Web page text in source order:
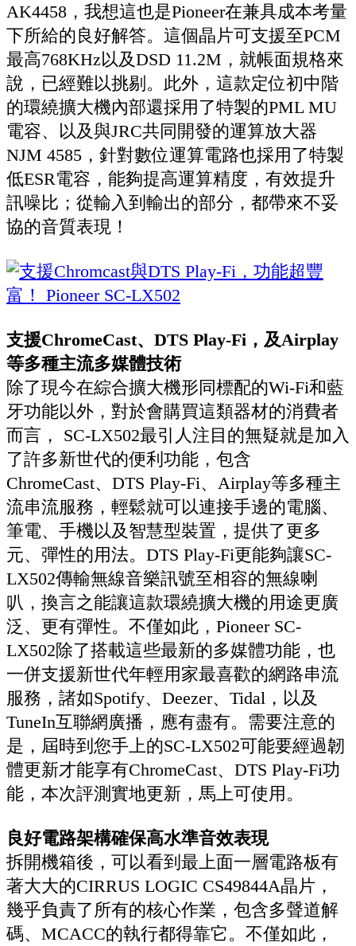
AK4458，我想這也是Pioneer在兼具成本考量
下所給的良好解答。這個晶片可支援至PCM
最高768KHz以及DSD 11.2M，就帳面規格來
說，已經難以挑剔。此外，這款定位初中階
的環繞擴大機內部還採用了特製的PML MU
電容、以及與JRC共同開發的運算放大器
NJM 4585，針對數位運算電路也採用了特製
低ESR電容，能夠提高運算精度，有效提升
訊噪比；從輸入到輸出的部分，都帶來不妥
協的音質表現！
支援ChromeCast、DTS Play-Fi，及Airplay
等多種主流多媒體技術
除了現今在綜合擴大機形同標配的Wi-Fi和藍
牙功能以外，對於會購買這類器材的消費者
而言， SC-LX502最引人注目的無疑就是加入
了許多新世代的便利功能，包含
ChromeCast、DTS Play-Fi、Airplay等多種主
流串流服務，輕鬆就可以連接手邊的電腦、
筆電、手機以及智慧型裝置，提供了更多
元、彈性的用法。DTS Play-Fi更能夠讓SC-
LX502傳輸無線音樂訊號至相容的無線喇
叭，換言之能讓這款環繞擴大機的用途更廣
泛、更有彈性。不僅如此，Pioneer SC-
LX502除了搭載這些最新的多媒體功能，也
一併支援新世代年輕用家最喜歡的網路串流
服務，諸如Spotify、Deezer、Tidal，以及
TuneIn互聯網廣播，應有盡有。需要注意的
是，屆時到您手上的SC-LX502可能要經過韌
體更新才能享有ChromeCast、DTS Play-Fi功
能，本次評測實地更新，馬上可使用。
良好電路架構確保高水準音效表現
拆開機箱後，可以看到最上面一層電路板有
著大大的CIRRUS LOGIC CS49844A晶片，
幾乎負責了所有的核心作業，包含多聲道解
碼、MCACC的執行都得靠它。不僅如此，